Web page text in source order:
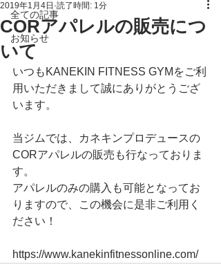
全ての記事
お知らせ
CORアパレルの販売につ
いて
2019年1月4日 読了時間: 1分
いつもKANEKIN FITNESS GYMをご利
用いただきまして誠にありがとうござ
います。
当ジムでは、カネキンプロデュースの
CORアパレルの販売も行なっておりま
す。
アパレルのみの購入も可能となってお
りますので、この機会に是非ご利用く
ださい！
https://www.kanekinfitnessonline.com/